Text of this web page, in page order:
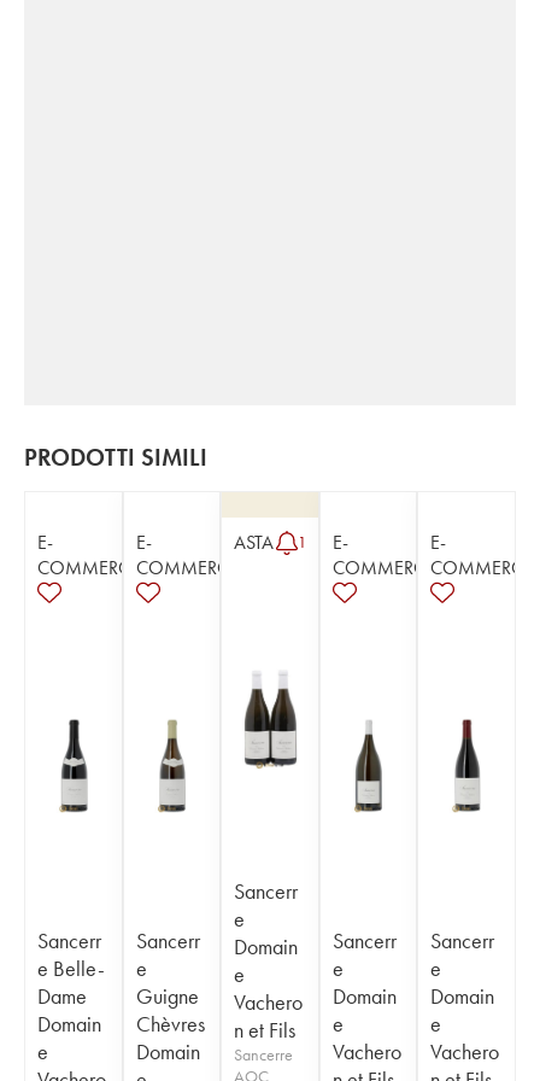
PRODOTTI SIMILI
E-
COMMERCE
Sancerr
e Belle-
Dame
Domain
e
E-
COMMERCE
Sancerr
e
Guigne
Chèvres
Domain
ASTA 1
Sancerr
e
Domain
e
Vachero
n et Fils
Sancerre
AOC
E-
COMMERCE
Sancerr
e
Domain
e
Vachero
E-
COMMERCE
Sancerr
e
Domain
e
Vachero